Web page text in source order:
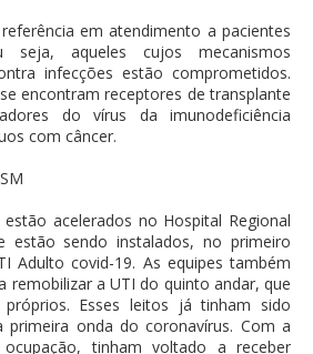
em atendimento a pacientes
seja, aqueles cujos mecanismos
infecções estão comprometidos.
encontram receptores de transplante
do vírus da imunodeficiência
com câncer.
acelerados no Hospital Regional
estão sendo instalados, no primeiro
Adulto covid-19. As equipes também
remobilizar a UTI do quinto andar, que
Esses leitos já tinham sido
primeira onda do coronavírus. Com a
tinham voltado a receber